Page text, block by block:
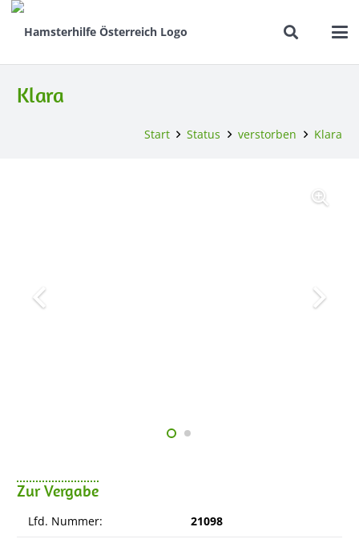
Klara
Start Status verstorben Klara
Zur Vergabe
Lfd. Nummer: 21098